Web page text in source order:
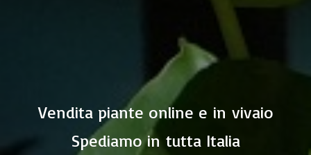
Vendita piante online e in vivaio
Spediamo in tutta Italia